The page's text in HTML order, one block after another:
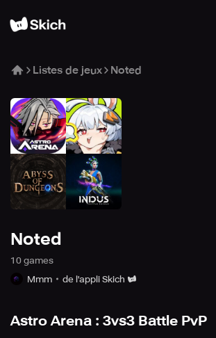
Listes de jeux Noted
Noted
10 games
Mmm
de l'appli Skich
Astro Arena : 3vs3 Battle PvP